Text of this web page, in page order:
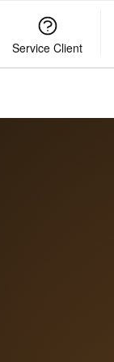
Service Client